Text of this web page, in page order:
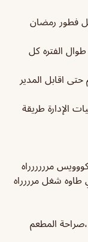
فطور رمضان
ان طوال الفتره كل
اقابل المدير
الإدارة طريقة
مرررررراه
طاوه شغل مرررراه
المطعم